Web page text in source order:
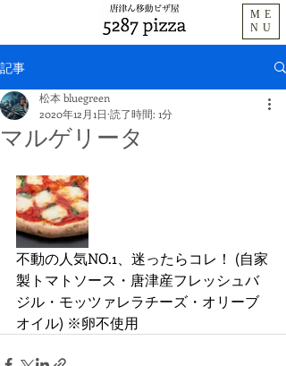
ME
NU
記事
マルゲリータ
松本 bluegreen
2020年12月1日 読了時間: 1分
不動の人気NO.1、迷ったらコレ！ (自家
製トマトソース・唐津産フレッシュバ
ジル・モッツァレラチーズ・オリーブ
オイル) ※卵不使用